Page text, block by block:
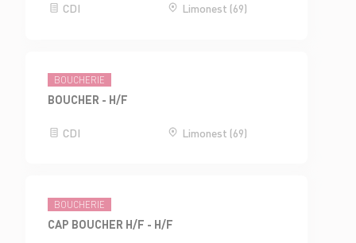
CDI Limonest (69)
BOUCHERIE
BOUCHER - H/F
CDI Limonest (69)
BOUCHERIE
CAP BOUCHER H/F - H/F